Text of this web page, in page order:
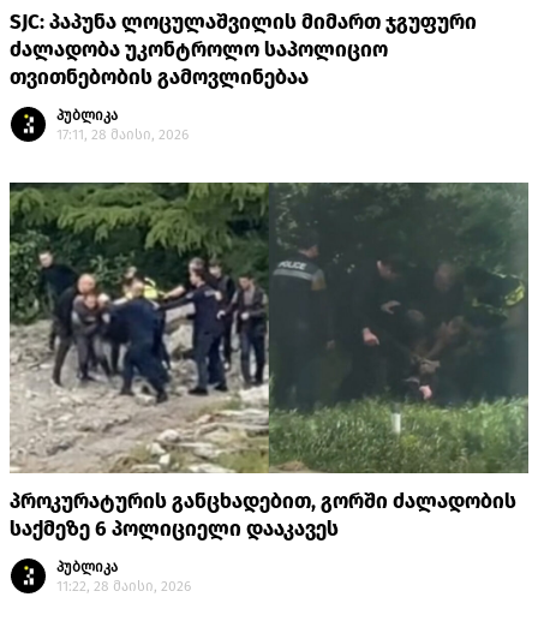
SJC: პაპუნა ლოცულაშვილის მიმართ ჯგუფური
ძალადობა უკონტროლო საპოლიციო
თვითნებობის გამოვლინებაა
პუბლიკა
17:11, 28 მაისი, 2026
პროკურატურის განცხადებით, გორში ძალადობის
საქმეზე 6 პოლიციელი დააკავეს
პუბლიკა
11:22, 28 მაისი, 2026